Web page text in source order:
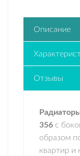
Описание
Отзывы
356 с
образом
квартир и